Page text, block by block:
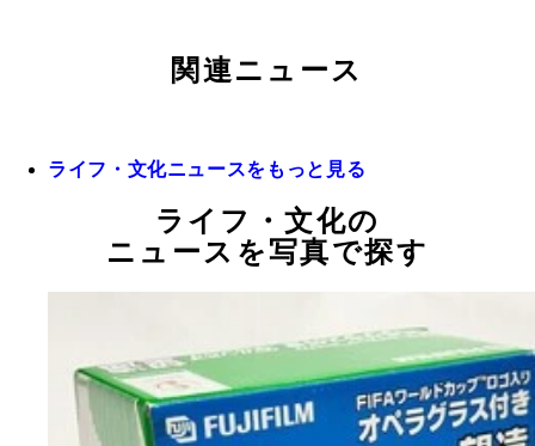
関連ニュース
ライフ・文化ニュースをもっと見る
ライフ・文化の
ニュースを写真で探す